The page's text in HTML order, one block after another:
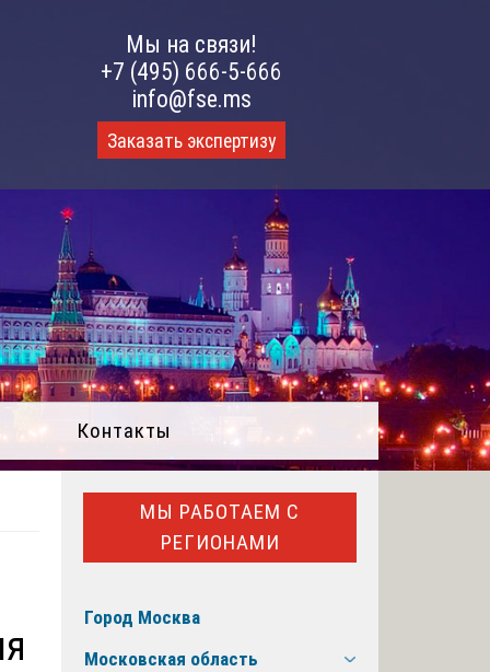
Мы на связи!
+7 (495) 666-5-666
info@fse.ms
Заказать экспертизу
Контакты
МЫ РАБОТАЕМ С
РЕГИОНАМИ
Город Москва
Московская область